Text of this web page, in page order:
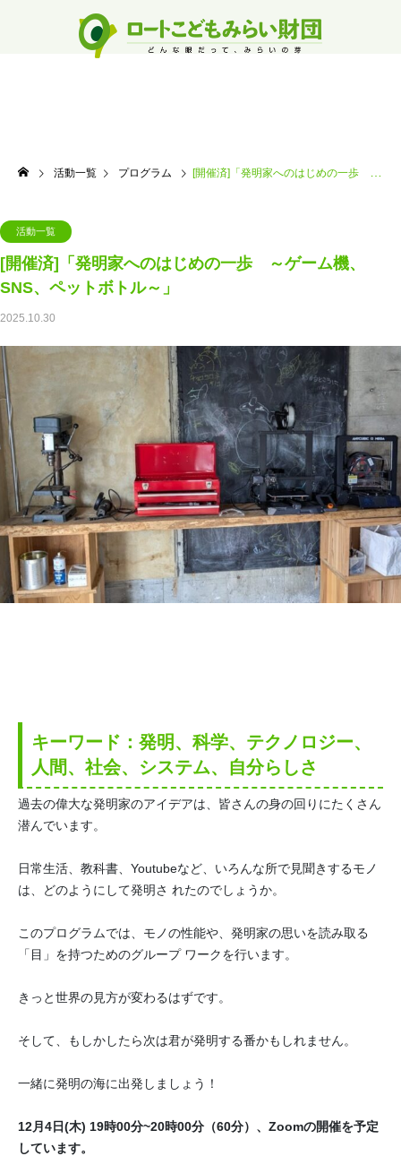
活動一覧 プログラム [開催済]「発明家へのはじめの一歩 ～ゲーム機、 SNS、ペットボトル～」
活動一覧
[開催済]「発明家へのはじめの一歩 ～ゲーム機、
SNS、ペットボトル～」
2025.10.30
キーワード：発明、科学、テクノロジー、
人間、社会、システム、自分らしさ
過去の偉大な発明家のアイデアは、皆さんの身の回りにたくさん
潜んでいます。
日常生活、教科書、Youtubeなど、いろんな所で見聞きするモノ
は、どのようにして発明さ れたのでしょうか。
このプログラムでは、モノの性能や、発明家の思いを読み取る
「目」を持つためのグループ ワークを行います。
きっと世界の見方が変わるはずです。
そして、もしかしたら次は君が発明する番かもしれません。
一緒に発明の海に出発しましょう！
12月4日(木) 19時00分~20時00分（60分）、Zoomの開催を予定
しています。